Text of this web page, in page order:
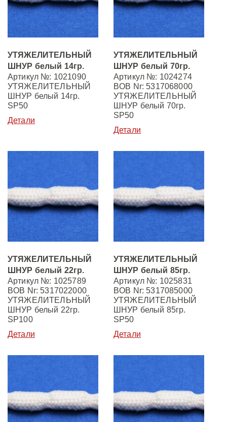
УТЯЖЕЛИТЕЛЬНЫЙ
ШНУР белый 14гр.
Артикул №: 1021090
УТЯЖЕЛИТЕЛЬНЫЙ
ШНУР белый 14гр.
SP50
Детали
УТЯЖЕЛИТЕЛЬНЫЙ
ШНУР белый 70гр.
Артикул №: 1024274
BOB Nr: 5317068000
УТЯЖЕЛИТЕЛЬНЫЙ
ШНУР белый 70гр.
SP50
Детали
УТЯЖЕЛИТЕЛЬНЫЙ
ШНУР белый 22гр.
Артикул №: 1025789
BOB Nr: 5317022000
УТЯЖЕЛИТЕЛЬНЫЙ
ШНУР белый 22гр.
SP100
Детали
УТЯЖЕЛИТЕЛЬНЫЙ
ШНУР белый 85гр.
Артикул №: 1025831
BOB Nr: 5317085000
УТЯЖЕЛИТЕЛЬНЫЙ
ШНУР белый 85гр.
SP50
Детали